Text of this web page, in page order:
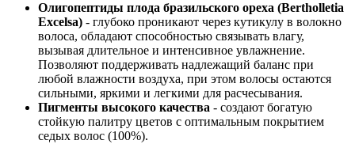
Олигопептиды плода бразильского ореха (Bertholletia
Excelsa) - глубоко проникают через кутикулу в волокно
волоса, обладают способностью связывать влагу,
вызывая длительное и интенсивное увлажнение.
Позволяют поддерживать надлежащий баланс при
любой влажности воздуха, при этом волосы остаются
сильными, яркими и легкими для расчесывания.
Пигменты высокого качества - создают богатую
стойкую палитру цветов с оптимальным покрытием
седых волос (100%).